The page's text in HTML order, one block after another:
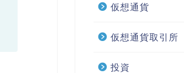
仮想通貨
仮想通貨取引所
投資